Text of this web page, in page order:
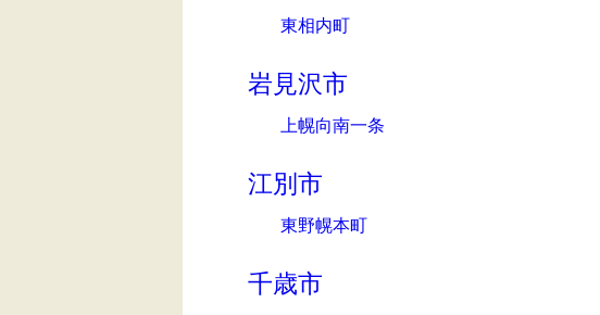
東相内町
岩見沢市
上幌向南一条
江別市
東野幌本町
千歳市